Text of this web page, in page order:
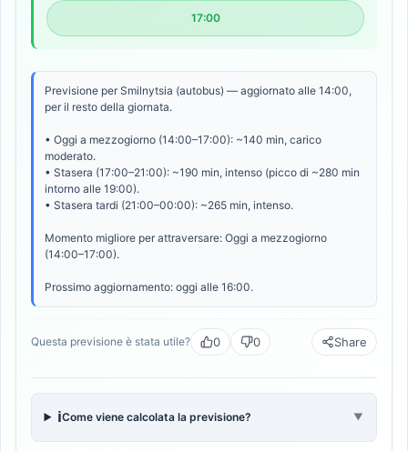
17:00
Previsione per Smilnytsia (autobus) — aggiornato alle 14:00,
per il resto della giornata.
• Oggi a mezzogiorno (14:00–17:00): ~140 min, carico
moderato.
• Stasera (17:00–21:00): ~190 min, intenso (picco di ~280 min
intorno alle 19:00).
• Stasera tardi (21:00–00:00): ~265 min, intenso.
Momento migliore per attraversare: Oggi a mezzogiorno
(14:00–17:00).
Prossimo aggiornamento: oggi alle 16:00.
Questa previsione è stata utile? 0 0 Share
ℹ️Come viene calcolata la previsione? ▼